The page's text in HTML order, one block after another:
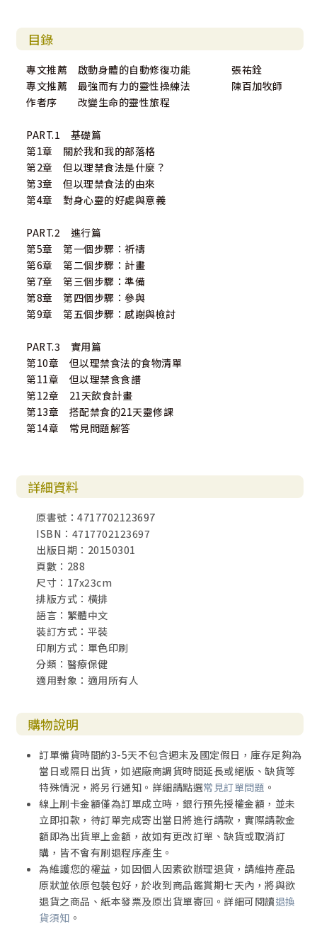
入身體、心智和靈魂的排毒之旅。你一定會發現意想不到的
驚喜！
張祐銓｜週一無肉日聯絡平台總召集人
身體擁有許多我們還不知道的絕妙潛能。透過但以理禁食，
步驟之一。只要透過純植物性飲食，就能遠離心臟病、糖尿
病及癌症。不但能改善你的健康，甚至能救你的命。
陳百加牧師｜國際深度靈修課程講師
基督徒禁食的目的，不是為了要求神來滿足我們的慾望和期
介紹了但以理禁食法與食譜，使我們能透過禁食，在靈性上
和身體上都獲得更實際的好處。
目錄
專文推薦 啟動身體的自動修復功能 張祐銓
專文推薦 最強而有力的靈性操練法 陳百加牧師
作者序 改變生命的靈性旅程
PART.1 基礎篇
第1章 關於我和我的部落格
第2章 但以理禁食法是什麼？
第3章 但以理禁食法的由來
第4章 對身心靈的好處與意義
PART.2 進行篇
第5章 第一個步驟：祈禱
第6章 第二個步驟：計畫
第7章 第三個步驟：準備
第8章 第四個步驟：參與
第9章 第五個步驟：感謝與檢討
PART.3 實用篇
第10章 但以理禁食法的食物清單
第11章 但以理禁食食譜
第12章 21天飲食計畫
第13章 搭配禁食的21天靈修課
第14章 常見問題解答
詳細資料
原書號：4717702123697
ISBN：4717702123697
出版日期：20150301
頁數：288
尺寸：17x23cm
排版方式：橫排
語言：繁體中文
裝訂方式：平裝
印刷方式：單色印刷
分類：醫療保健
適用對象：適用所有人
購物說明
訂單備貨時間約3-5天不包含週末及國定假日，庫存足夠為
當日或隔日出貨，如遇廠商調貨時間延長或絕版、缺貨等
特殊情況，將另行通知。詳細請點選常見訂單問題 。
線上刷卡金額僅為訂單成立時，銀行預先授權金額，並未
立即扣款，待訂單完成寄出當日將進行請款，實際請款金
額即為出貨單上金額，故如有更改訂單、缺貨或取消訂
購，皆不會有刷退程序產生。
為維護您的權益，如因個人因素欲辦理退貨，請維持產品
原狀並依原包裝包好，於收到商品鑑賞期七天內，將與欲
退貨之商品、紙本發票及原出貨單寄回。詳細可閱讀退換
貨須知 。